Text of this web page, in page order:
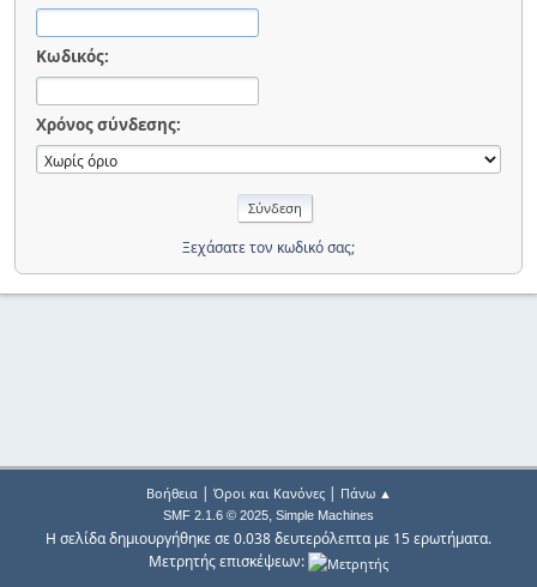
Κωδικός:
Χρόνος σύνδεσης:
Ξεχάσατε τον κωδικό σας;
Βοήθεια| Όροι και Κανόνες| Πάνω ▲
SMF 2.1.6 © 2025, Simple Machines
Η σελίδα δημιουργήθηκε σε 0.038 δευτερόλεπτα με 15 ερωτήματα.
Μετρητής επισκέψεων: